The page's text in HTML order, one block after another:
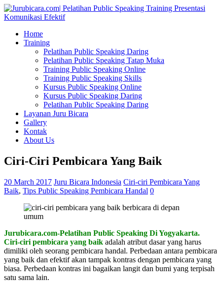
Home
Training
Pelatihan Public Speaking Daring
Pelatihan Public Speaking Tatap Muka
Training Public Speaking Online
Training Public Speaking Skills
Kursus Public Speaking Online
Kursus Public Speaking Daring
Pelatihan Public Speaking Daring
Layanan Juru Bicara
Gallery
Kontak
About Us
Ciri-Ciri Pembicara Yang Baik
20 March 2017 Juru Bicara Indonesia Ciri-ciri Pembicara Yang
Baik, Tips Public Speaking Pembicara Handal 0
Jurubicara.com-Pelatihan Public Speaking Di Yogyakarta.
Ciri-ciri pembicara yang baik adalah atribut dasar yang harus
dimiliki oleh seorang pembicara handal. Perbedaan antara pembicara
yang baik dan efektif akan tampak kontras dengan pembicara yang
biasa. Perbedaan kontras ini bagaikan langit dan bumi yang terpisah
satu sama lain.